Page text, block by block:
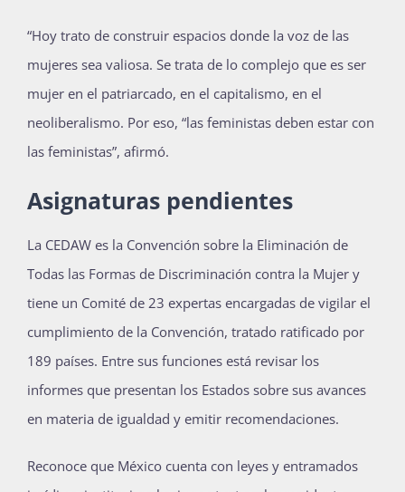
“Hoy trato de construir espacios donde la voz de las
mujeres sea valiosa. Se trata de lo complejo que es ser
mujer en el patriarcado, en el capitalismo, en el
neoliberalismo. Por eso, “las feministas deben estar con
las feministas”, afirmó.
Asignaturas pendientes
La CEDAW es la Convención sobre la Eliminación de
Todas las Formas de Discriminación contra la Mujer y
tiene un Comité de 23 expertas encargadas de vigilar el
cumplimiento de la Convención, tratado ratificado por
189 países. Entre sus funciones está revisar los
informes que presentan los Estados sobre sus avances
en materia de igualdad y emitir recomendaciones.
Reconoce que México cuenta con leyes y entramados